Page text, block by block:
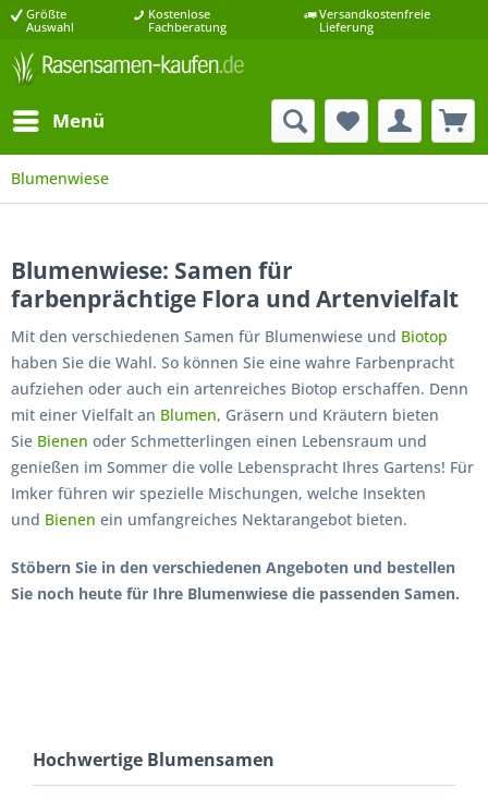
Größte
Auswahl
Kostenlose
Fachberatung
Versandkostenfreie
Lieferung
Menü
Blumenwiese
Blumenwiese: Samen für
farbenprächtige Flora und Artenvielfalt
Mit den verschiedenen Samen für Blumenwiese und Biotop
haben Sie die Wahl. So können Sie eine wahre Farbenpracht
aufziehen oder auch ein artenreiches Biotop erschaffen. Denn
mit einer Vielfalt an Blumen, Gräsern und Kräutern bieten
Sie Bienen oder Schmetterlingen einen Lebensraum und
genießen im Sommer die volle Lebenspracht Ihres Gartens! Für
Imker führen wir spezielle Mischungen, welche Insekten
und Bienen ein umfangreiches Nektarangebot bieten.
Stöbern Sie in den verschiedenen Angeboten und bestellen
Sie noch heute für Ihre Blumenwiese die passenden Samen.
Hochwertige Blumensamen